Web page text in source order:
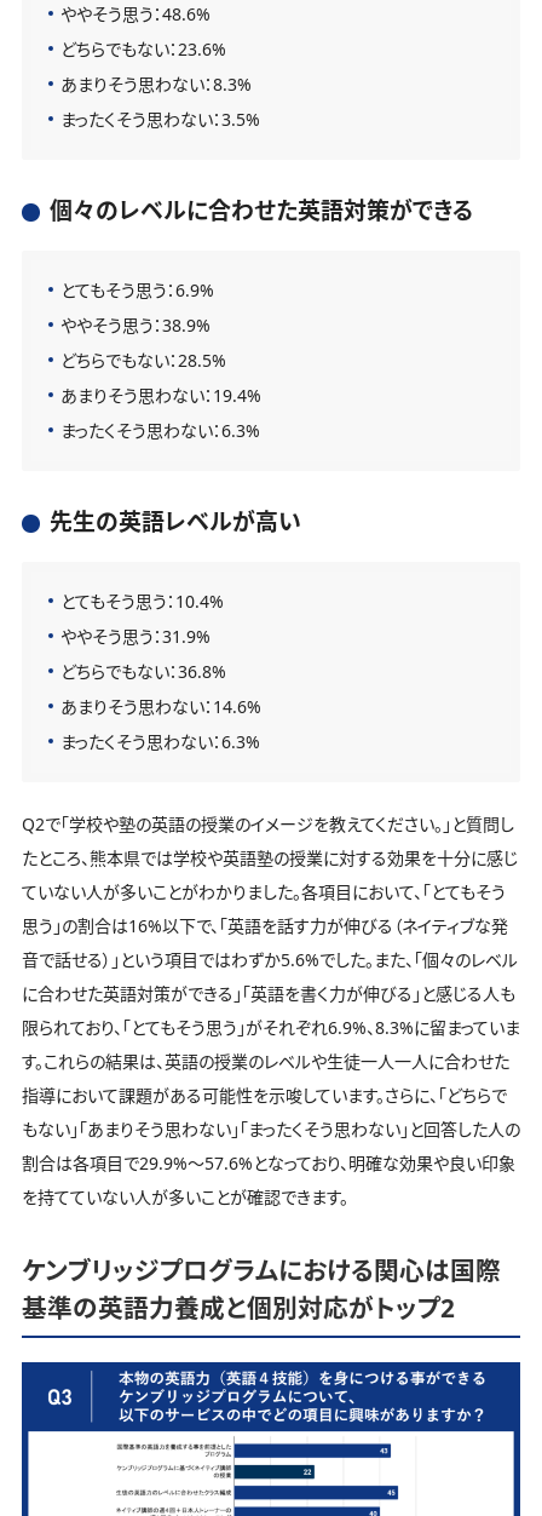
ややそう思う：48.6%
どちらでもない：23.6%
あまりそう思わない：8.3%
まったくそう思わない：3.5%
個々のレベルに合わせた英語対策ができる
とてもそう思う：6.9%
ややそう思う：38.9%
どちらでもない：28.5%
あまりそう思わない：19.4%
まったくそう思わない：6.3%
先生の英語レベルが高い
とてもそう思う：10.4%
ややそう思う：31.9%
どちらでもない：36.8%
あまりそう思わない：14.6%
まったくそう思わない：6.3%
Q2で「学校や塾の英語の授業のイメージを教えてください。」と質問し
たところ、熊本県では学校や英語塾の授業に対する効果を十分に感じ
ていない人が多いことがわかりました。各項目において、「とてもそう
思う」の割合は16%以下で、「英語を話す力が伸びる（ネイティブな発
音で話せる）」という項目ではわずか5.6%でした。また、「個々のレベル
に合わせた英語対策ができる」「英語を書く力が伸びる」と感じる人も
限られており、「とてもそう思う」がそれぞれ6.9%、8.3%に留まっていま
す。これらの結果は、英語の授業のレベルや生徒一人一人に合わせた
指導において課題がある可能性を示唆しています。さらに、「どちらで
もない」「あまりそう思わない」「まったくそう思わない」と回答した人の
割合は各項目で29.9%～57.6%となっており、明確な効果や良い印象
を持てていない人が多いことが確認できます。
ケンブリッジプログラムにおける関心は国際
基準の英語力養成と個別対応がトップ2